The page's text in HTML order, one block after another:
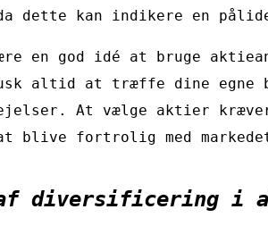
dette kan indikere en
en god idé at bruge
altid at træffe dine egne
At vælge aktier
fortrolig med
af diversificering i